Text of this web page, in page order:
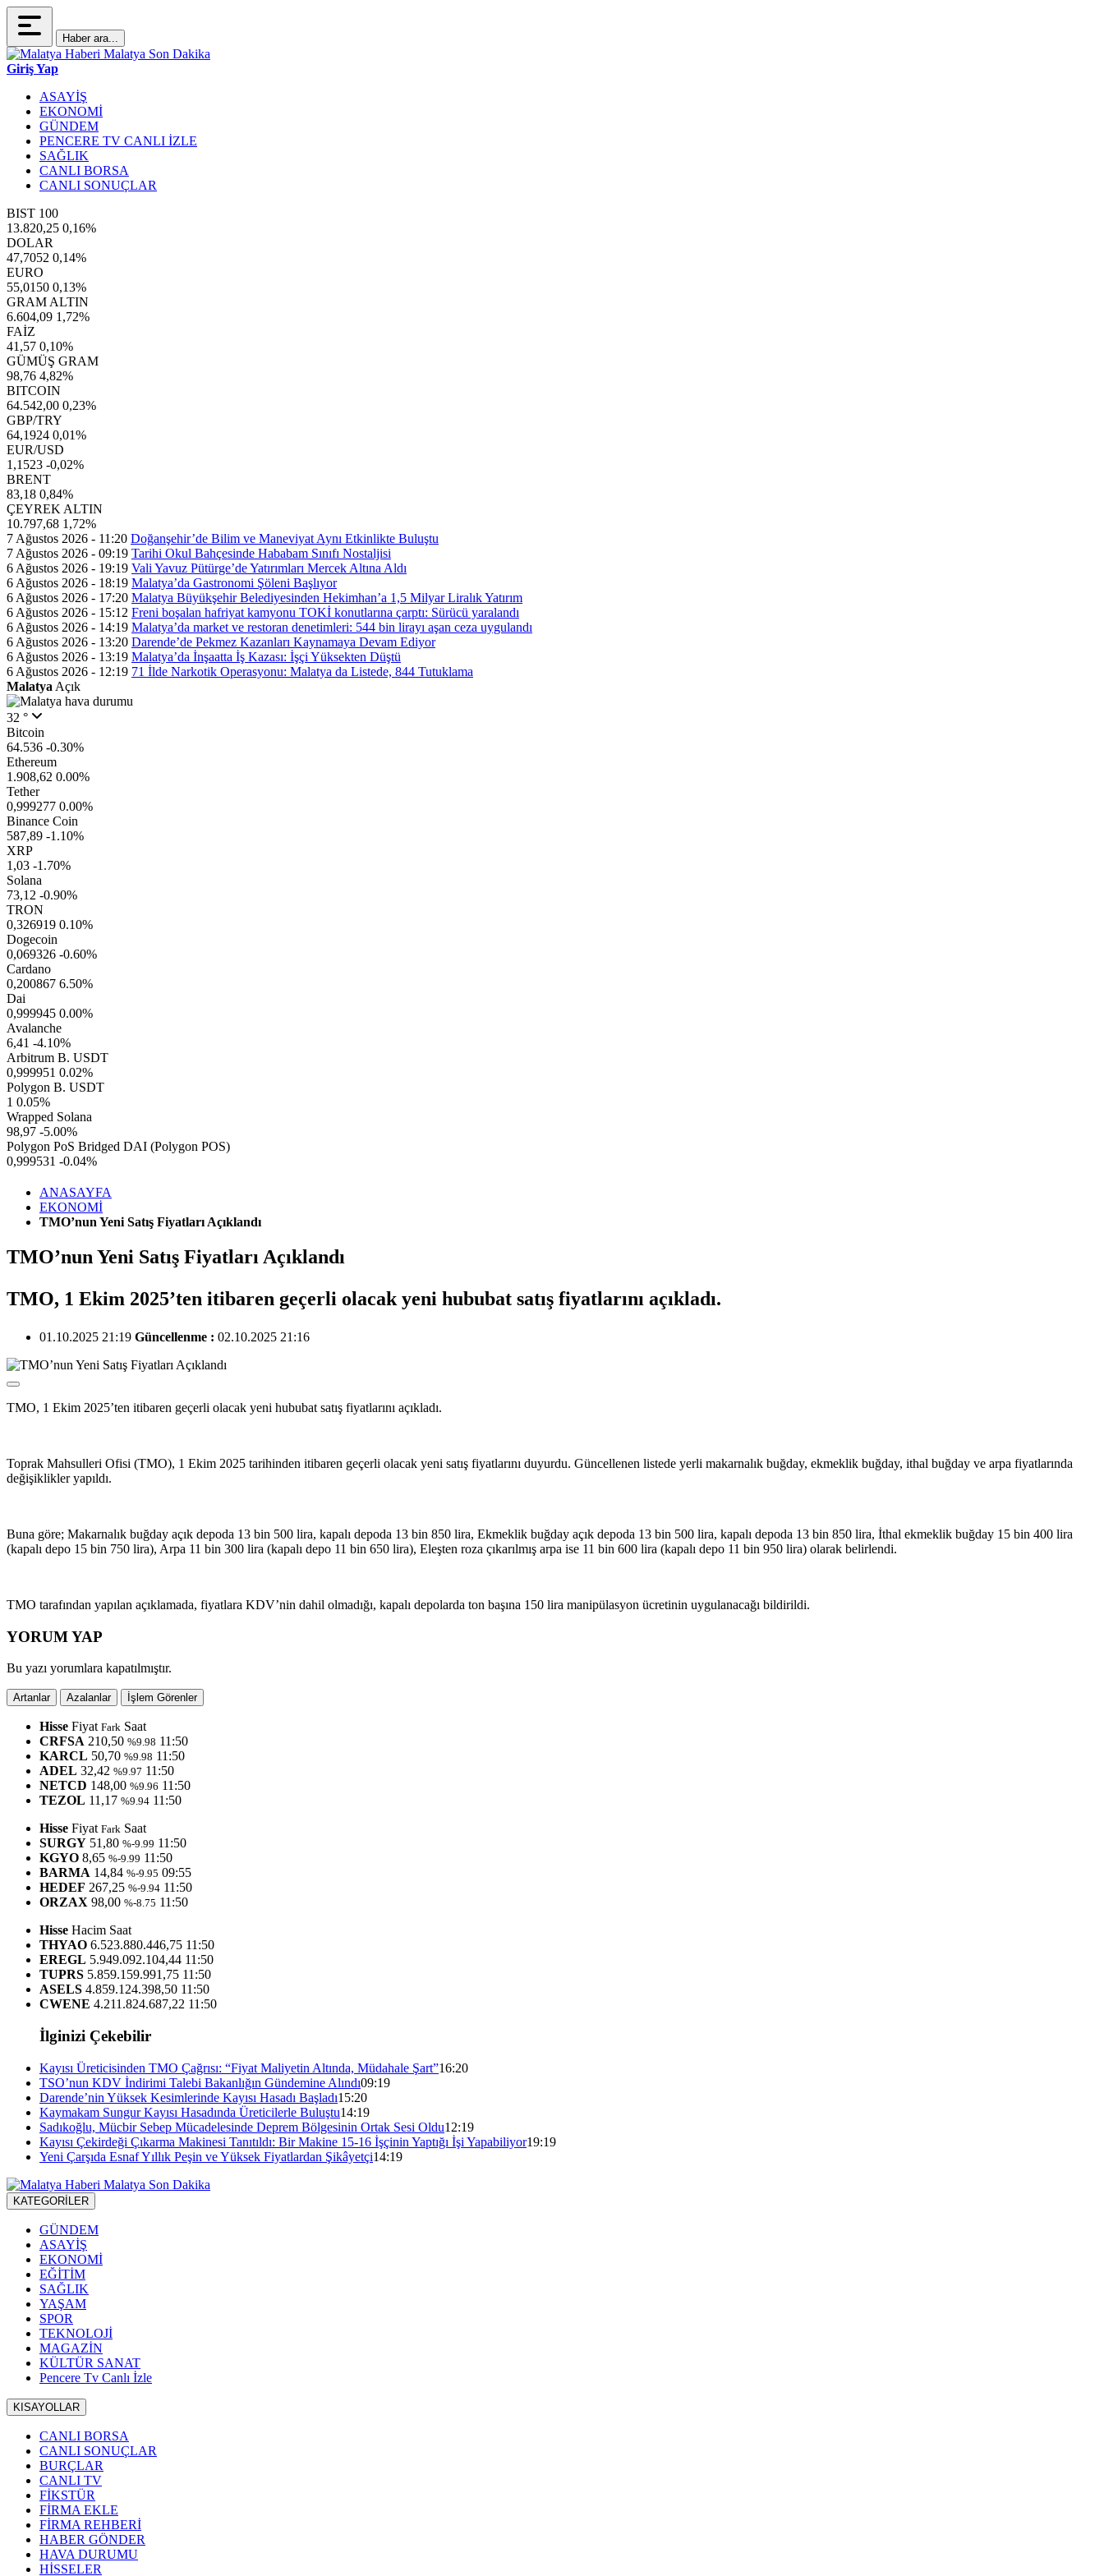
Haber ara...
Giriş Yap
ASAYİŞ
EKONOMİ
GÜNDEM
PENCERE TV CANLI İZLE
SAĞLIK
CANLI BORSA
CANLI SONUÇLAR
BIST 100
13.820,25 0,16%
DOLAR
47,7052 0,14%
EURO
55,0150 0,13%
GRAM ALTIN
6.604,09 1,72%
FAİZ
41,57 0,10%
GÜMÜŞ GRAM
98,76 4,82%
BITCOIN
64.542,00 0,23%
GBP/TRY
64,1924 0,01%
EUR/USD
1,1523 -0,02%
BRENT
83,18 0,84%
ÇEYREK ALTIN
10.797,68 1,72%
7 Ağustos 2026 - 11:20 Doğanşehir’de Bilim ve Maneviyat Aynı Etkinlikte Buluştu
7 Ağustos 2026 - 09:19 Tarihi Okul Bahçesinde Hababam Sınıfı Nostaljisi
6 Ağustos 2026 - 19:19 Vali Yavuz Pütürge’de Yatırımları Mercek Altına Aldı
6 Ağustos 2026 - 18:19 Malatya’da Gastronomi Şöleni Başlıyor
6 Ağustos 2026 - 17:20 Malatya Büyükşehir Belediyesinden Hekimhan’a 1,5 Milyar Liralık Yatırım
6 Ağustos 2026 - 15:12 Freni boşalan hafriyat kamyonu TOKİ konutlarına çarptı: Sürücü yaralandı
6 Ağustos 2026 - 14:19 Malatya’da market ve restoran denetimleri: 544 bin lirayı aşan ceza uygulandı
6 Ağustos 2026 - 13:20 Darende’de Pekmez Kazanları Kaynamaya Devam Ediyor
6 Ağustos 2026 - 13:19 Malatya’da İnşaatta İş Kazası: İşçi Yüksekten Düştü
6 Ağustos 2026 - 12:19 71 İlde Narkotik Operasyonu: Malatya da Listede, 844 Tutuklama
Malatya Açık
32 °
Bitcoin
64.536 -0.30%
Ethereum
1.908,62 0.00%
Tether
0,999277 0.00%
Binance Coin
587,89 -1.10%
XRP
1,03 -1.70%
Solana
73,12 -0.90%
TRON
0,326919 0.10%
Dogecoin
0,069326 -0.60%
Cardano
0,200867 6.50%
Dai
0,999945 0.00%
Avalanche
6,41 -4.10%
Arbitrum B. USDT
0,999951 0.02%
Polygon B. USDT
1 0.05%
Wrapped Solana
98,97 -5.00%
Polygon PoS Bridged DAI (Polygon POS)
0,999531 -0.04%
ANASAYFA
EKONOMİ
TMO’nun Yeni Satış Fiyatları Açıklandı
TMO’nun Yeni Satış Fiyatları Açıklandı
TMO, 1 Ekim 2025’ten itibaren geçerli olacak yeni hububat satış fiyatlarını açıkladı.
01.10.2025 21:19 Güncellenme : 02.10.2025 21:16
TMO, 1 Ekim 2025’ten itibaren geçerli olacak yeni hububat satış fiyatlarını açıkladı.
Toprak Mahsulleri Ofisi (TMO), 1 Ekim 2025 tarihinden itibaren geçerli olacak yeni satış fiyatlarını duyurdu. Güncellenen listede yerli makarnalık buğday, ekmeklik buğday, ithal buğday ve arpa fiyatlarında
değişiklikler yapıldı.
Buna göre; Makarnalık buğday açık depoda 13 bin 500 lira, kapalı depoda 13 bin 850 lira, Ekmeklik buğday açık depoda 13 bin 500 lira, kapalı depoda 13 bin 850 lira, İthal ekmeklik buğday 15 bin 400 lira
(kapalı depo 15 bin 750 lira), Arpa 11 bin 300 lira (kapalı depo 11 bin 650 lira), Eleşten roza çıkarılmış arpa ise 11 bin 600 lira (kapalı depo 11 bin 950 lira) olarak belirlendi.
TMO tarafından yapılan açıklamada, fiyatlara KDV’nin dahil olmadığı, kapalı depolarda ton başına 150 lira manipülasyon ücretinin uygulanacağı bildirildi.
YORUM YAP
Bu yazı yorumlara kapatılmıştır.
Artanlar Azalanlar İşlem Görenler
Hisse Fiyat Fark Saat
CRFSA 210,50 %9.98 11:50
KARCL 50,70 %9.98 11:50
ADEL 32,42 %9.97 11:50
NETCD 148,00 %9.96 11:50
TEZOL 11,17 %9.94 11:50
Hisse Fiyat Fark Saat
SURGY 51,80 %-9.99 11:50
KGYO 8,65 %-9.99 11:50
BARMA 14,84 %-9.95 09:55
HEDEF 267,25 %-9.94 11:50
ORZAX 98,00 %-8.75 11:50
Hisse Hacim Saat
THYAO 6.523.880.446,75 11:50
EREGL 5.949.092.104,44 11:50
TUPRS 5.859.159.991,75 11:50
ASELS 4.859.124.398,50 11:50
CWENE 4.211.824.687,22 11:50
İlginizi Çekebilir
Kayısı Üreticisinden TMO Çağrısı: “Fiyat Maliyetin Altında, Müdahale Şart”16:20
TSO’nun KDV İndirimi Talebi Bakanlığın Gündemine Alındı09:19
Darende’nin Yüksek Kesimlerinde Kayısı Hasadı Başladı15:20
Kaymakam Sungur Kayısı Hasadında Üreticilerle Buluştu14:19
Sadıkoğlu, Mücbir Sebep Mücadelesinde Deprem Bölgesinin Ortak Sesi Oldu12:19
Kayısı Çekirdeği Çıkarma Makinesi Tanıtıldı: Bir Makine 15-16 İşçinin Yaptığı İşi Yapabiliyor19:19
Yeni Çarşıda Esnaf Yıllık Peşin ve Yüksek Fiyatlardan Şikâyetçi14:19
KATEGORİLER
GÜNDEM
ASAYİŞ
EKONOMİ
EĞİTİM
SAĞLIK
YAŞAM
SPOR
TEKNOLOJİ
MAGAZİN
KÜLTÜR SANAT
Pencere Tv Canlı İzle
KISAYOLLAR
CANLI BORSA
CANLI SONUÇLAR
BURÇLAR
CANLI TV
FİKSTÜR
FİRMA EKLE
FİRMA REHBERİ
HABER GÖNDER
HAVA DURUMU
HİSSELER